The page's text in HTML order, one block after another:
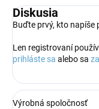
Diskusia
Buďte prvý, kto napíše
Len registrovaní
prihláste sa alebo sa
Výrobná spoločnosť